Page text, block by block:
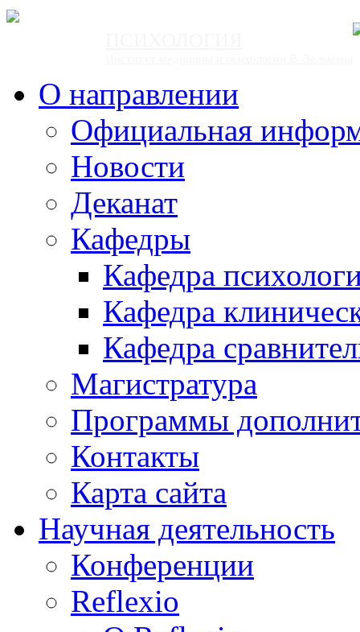
О направлении
Официальная
Новости
Деканат
Кафедры
Кафедра
Кафедра
Кафедра
Магистратура
Программы
Контакты
Карта сайта
Научная деятельность
Конференции
Reflexio